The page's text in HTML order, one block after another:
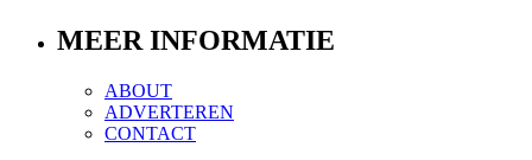
MEER INFORMATIE
ABOUT
ADVERTEREN
CONTACT